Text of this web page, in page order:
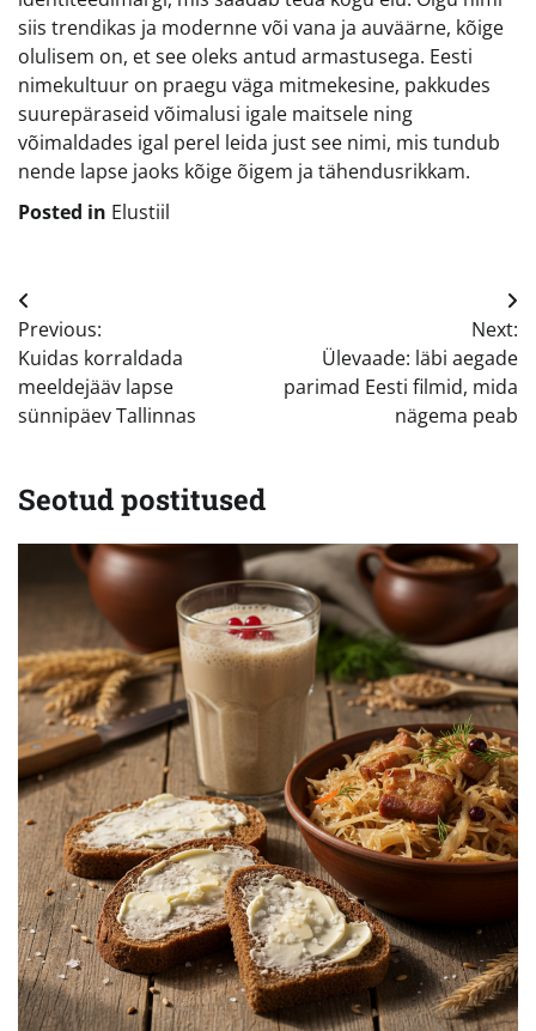
siis trendikas ja modernne või vana ja auväärne, kõige
olulisem on, et see oleks antud armastusega. Eesti
nimekultuur on praegu väga mitmekesine, pakkudes
suurepäraseid võimalusi igale maitsele ning
võimaldades igal perel leida just see nimi, mis tundub
nende lapse jaoks kõige õigem ja tähendusrikkam.
Posted in Elustiil
Navigeerimine
Previous:
Kuidas korraldada
meeldejääv lapse
sünnipäev Tallinnas
Next:
Ülevaade: läbi aegade
parimad Eesti filmid, mida
nägema peab
Seotud postitused